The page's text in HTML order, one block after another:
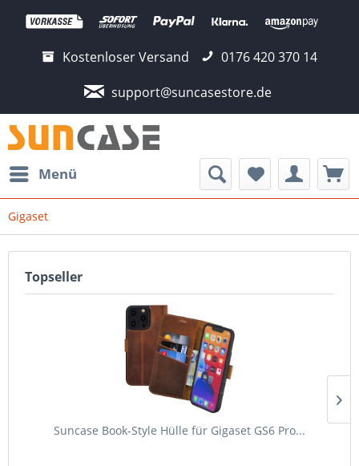
Kostenloser Versand
0176 420 370 14
support@suncasestore.de
Menü
Gigaset
Topseller
Suncase Book-Style Hülle für Gigaset GS6 Pro...